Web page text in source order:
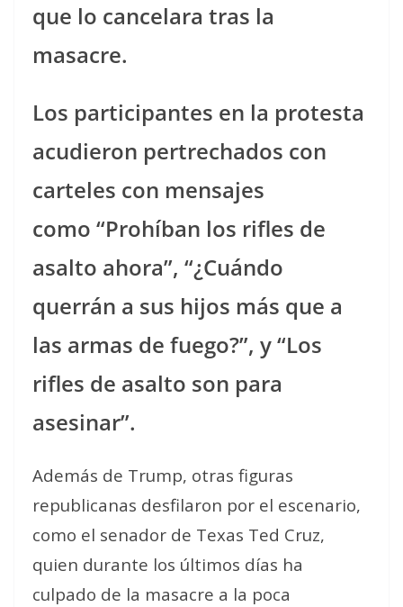
que lo cancelara tras la
masacre.
Los participantes en la protesta
acudieron pertrechados con
carteles con mensajes
como “Prohíban los rifles de
asalto ahora”, “¿Cuándo
querrán a sus hijos más que a
las armas de fuego?”, y “Los
rifles de asalto son para
asesinar”.
Además de Trump, otras figuras
republicanas desfilaron por el escenario,
como el senador de Texas Ted Cruz,
quien durante los últimos días ha
culpado de la masacre a la poca